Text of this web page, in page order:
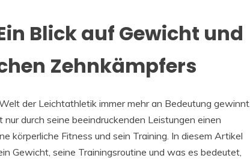
Blick auf Gewicht und
Zehnkämpfers
der Leichtathletik immer mehr an Bedeutung gewinnt.
durch seine beeindruckenden Leistungen einen
körperliche Fitness und sein Training. In diesem Artikel
Gewicht, seine Trainingsroutine und was es bedeutet,